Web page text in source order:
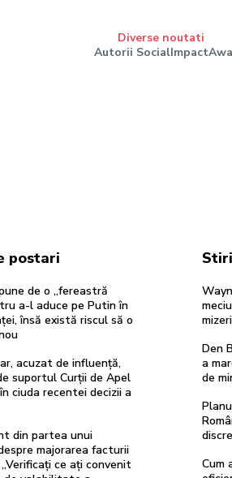
Diverse noutati
Autorii
postari
de o „fereastră
a-l aduce pe Putin în
însă există riscul să o
acuzat de influență,
suportul Curții de Apel
ciuda recentei decizii a
din partea unui
majorarea facturii
ce ați convenit
Den
a
de
Cum